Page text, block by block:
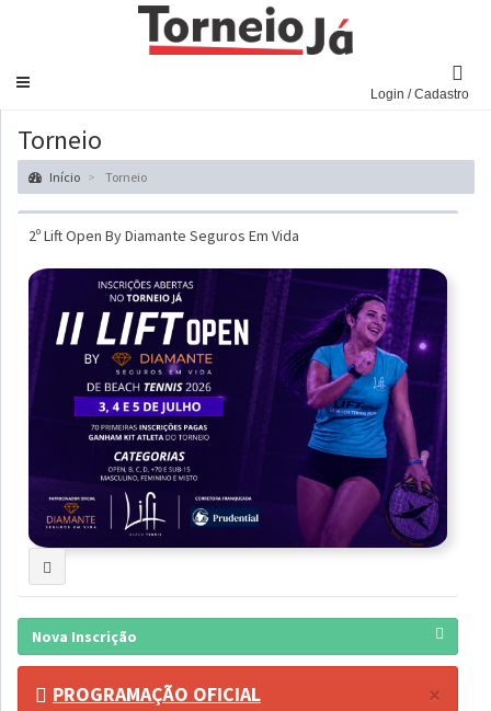
Navegar
Login / Cadastro
Torneio
Início Torneio
2º Lift Open By Diamante Seguros Em Vida
Nova Inscrição
×
PROGRAMAÇÃO OFICIAL